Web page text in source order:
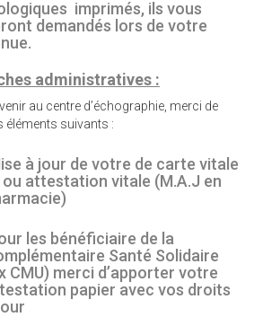
imprimés, ils vous
demandés lors de votre
administratives :
au centre d’échographie, merci de
éléments suivants :
à jour de votre de carte vitale
attestation vitale (M.A.J en
les bénéficiaire de la
Santé Solidaire
CMU) merci d’apporter votre
papier avec vos droits